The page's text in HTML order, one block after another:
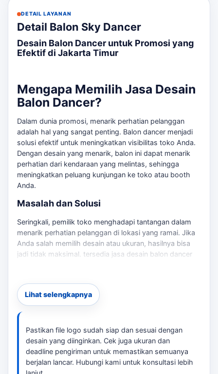
DETAIL LAYANAN
Detail Balon Sky Dancer
Desain Balon Dancer untuk Promosi yang
Efektif di Jakarta Timur
Mengapa Memilih Jasa Desain
Balon Dancer?
Dalam dunia promosi, menarik perhatian pelanggan
adalah hal yang sangat penting. Balon dancer menjadi
solusi efektif untuk meningkatkan visibilitas toko Anda.
Dengan desain yang menarik, balon ini dapat menarik
perhatian dari kendaraan yang melintas, sehingga
meningkatkan peluang kunjungan ke toko atau booth
Anda.
Masalah dan Solusi
Seringkali, pemilik toko menghadapi tantangan dalam
menarik perhatian pelanggan di lokasi yang ramai. Jika
Anda salah memilih desain atau ukuran, hasilnya bisa
jadi tidak maksimal. tersedia jasa desain balon dancer
Jakarta Timurdapat dipakai untuk melihat opsi layanan
lain sebelum finalisasi kebutuhan.
Dengan pengalaman kami, Anda dapat yakin bahwa
desain yang kami tawarkan akan membantu menarik
perhatian yang lebih besar. Sebagai pembanding
internal,distributor balon sky dancer Jakarta Timur
dapat dipakai untuk melihat opsi layanan lain sebelum
finalisasi kebutuhan.
Lihat selengkapnya
Pastikan file logo sudah siap dan sesuai dengan
desain yang diinginkan. Cek juga ukuran dan
deadline pengiriman untuk memastikan semuanya
berjalan lancar. Hubungi kami untuk konsultasi lebih